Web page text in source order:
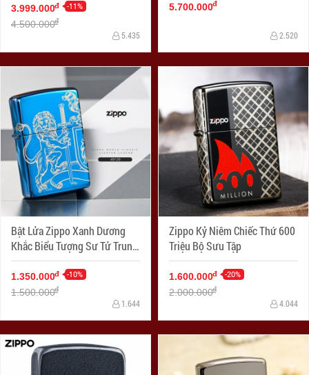
3.999.000đ -11%
4.500.000đ
5.435
5.700.000đ
2.520
Bật Lửa Zippo Xanh Dương
Khắc Biểu Tượng Sư Tử Trung
Cổ
1.350.000đ -10%
1.500.000đ
1.644
Zippo Kỷ Niêm Chiếc Thứ 600
Triệu Bộ Sưu Tập
1.600.000đ -20%
2.000.000đ
4.044